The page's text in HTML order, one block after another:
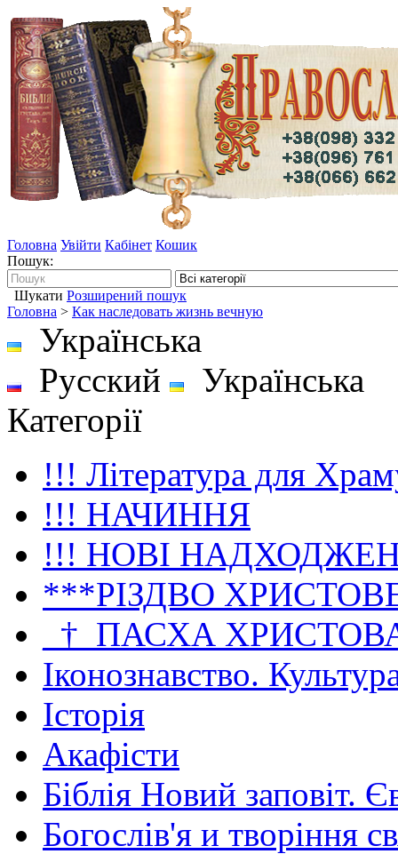
Головна Увійти Кабінет Кошик
Пошук:
Шукати Розширений пошук
Головна > Как наследовать жизнь вечную
Українська
Русский
Українська
Категорії
!!! Література для
!!! НАЧИННЯ
!!! НОВІ
***РІЗДВО
_†_ПАСХА
Іконознавство.
Історія
Акафісти
Біблія Новий заповіт.
Богослів'я и творіння